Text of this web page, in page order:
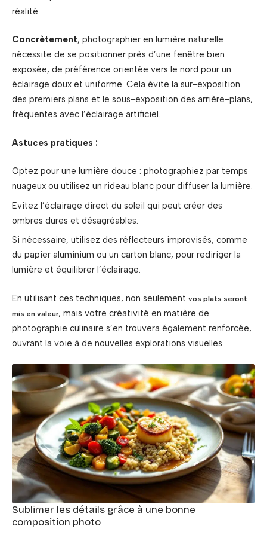
réalité.
Concrètement, photographier en lumière naturelle
nécessite de se positionner près d’une fenêtre bien
exposée, de préférence orientée vers le nord pour un
éclairage doux et uniforme. Cela évite la sur-exposition
des premiers plans et le sous-exposition des arrière-plans,
fréquentes avec l’éclairage artificiel.
Astuces pratiques :
Optez pour une lumière douce : photographiez par temps
nuageux ou utilisez un rideau blanc pour diffuser la lumière.
Evitez l’éclairage direct du soleil qui peut créer des
ombres dures et désagréables.
Si nécessaire, utilisez des réflecteurs improvisés, comme
du papier aluminium ou un carton blanc, pour rediriger la
lumière et équilibrer l’éclairage.
En utilisant ces techniques, non seulement vos plats seront
mis en valeur, mais votre créativité en matière de
photographie culinaire s’en trouvera également renforcée,
ouvrant la voie à de nouvelles explorations visuelles.
Sublimer les détails grâce à une bonne
composition photo